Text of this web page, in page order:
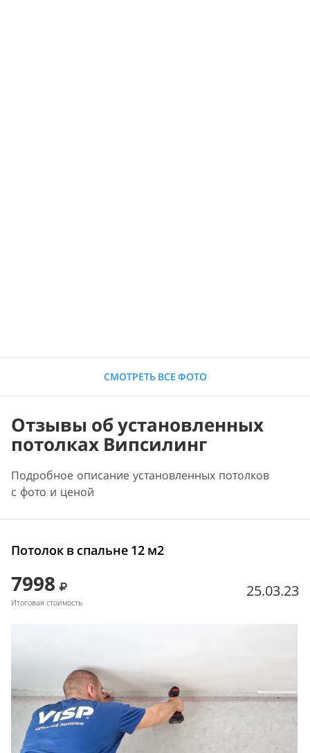
СМОТРЕТЬ ВСЕ ФОТО
Отзывы об установленных
потолках Випсилинг
Подробное описание установленных потолков
с фото и ценой
Потолок в спальне 12 м2
7998
Итоговая стоимость
25.03.23